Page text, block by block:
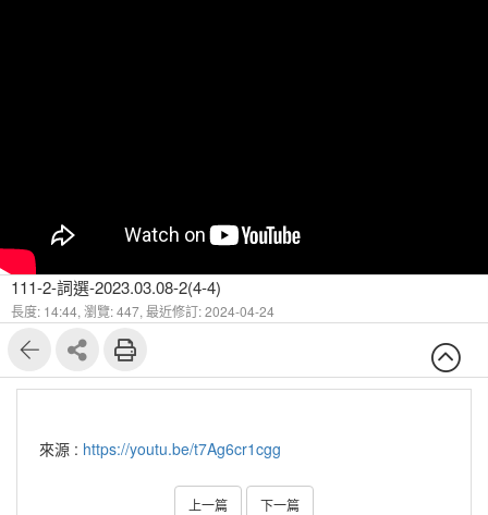
111-2-詞選-2023.03.08-2(4-4)
長度: 14:44, 瀏覽: 447, 最近修訂: 2024-04-24
來源 : https://youtu.be/t7Ag6cr1cgg
上一篇 下一篇